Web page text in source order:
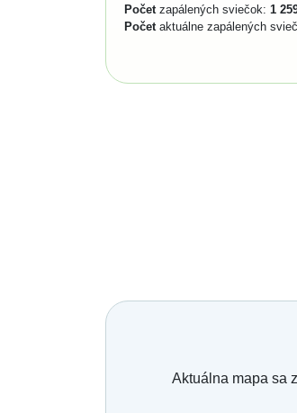
Početzapálených sviečok: 1
Početaktuálne zapálených
Aktuálna mapa sa